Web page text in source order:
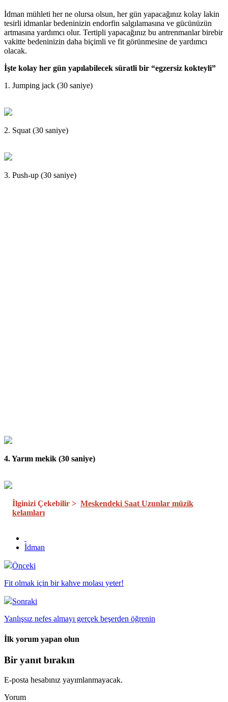
İdman mühleti her ne olursa olsun, her gün yapacağınız kolay lakin
tesirli idmanlar bedeninizin endorfin salgılamasına ve gücünüzün
artmasına yardımcı olur. Tertipli yapacağınız bu antrenmanlar birebir
vakitte bedeninizin daha biçimli ve fit görünmesine de yardımcı
olacak.
İşte kolay her gün yapılabilecek süratli bir “egzersiz kokteyli”
1. Jumping jack (30 saniye)
2. Squat (30 saniye)
3. Push-up (30 saniye)
4. Yarım mekik (30 saniye)
İlginizi Çekebilir > Meskendeki Saat Uzunlar müzik
kelamları
İdman
Önceki
Fit olmak için bir kahve molası yeter!
Sonraki
Yanlışsız nefes almayı gerçek beşerden öğrenin
İlk yorum yapan olun
Bir yanıt bırakın
E-posta hesabınız yayımlanmayacak.
Yorum